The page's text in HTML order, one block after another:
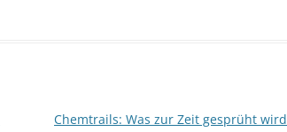
Chemtrails: Was zur Zeit gesprüht wird